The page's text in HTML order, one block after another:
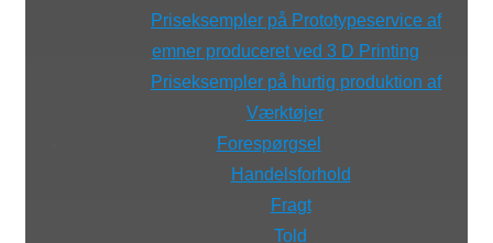
Priseksempler på Prototypeservice af
emner produceret ved 3 D Printing
Priseksempler på hurtig produktion af
Værktøjer
Forespørgsel
Handelsforhold
Fragt
Told